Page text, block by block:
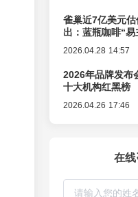
雀巢近7亿美元
出：蓝瓶咖啡“
2026.04.28 14:57
2026年品牌发布
十大机构红黑榜
2026.04.26 17:46
在